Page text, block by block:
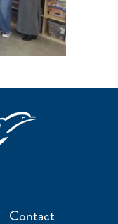
Contact